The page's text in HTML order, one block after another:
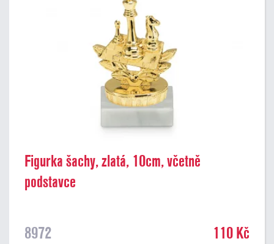
Figurka šachy, zlatá, 10cm, včetně
podstavce
8972 110 Kč